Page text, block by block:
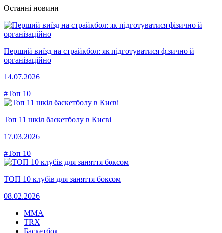
Останні новини
Перший виїзд на страйкбол: як підготуватися фізично й
організаційно
14.07.2026
#Топ 10
Топ 11 шкіл баскетболу в Києві
17.03.2026
#Топ 10
ТОП 10 клубів для заняття боксом
08.02.2026
MMA
TRX
Баскетбол